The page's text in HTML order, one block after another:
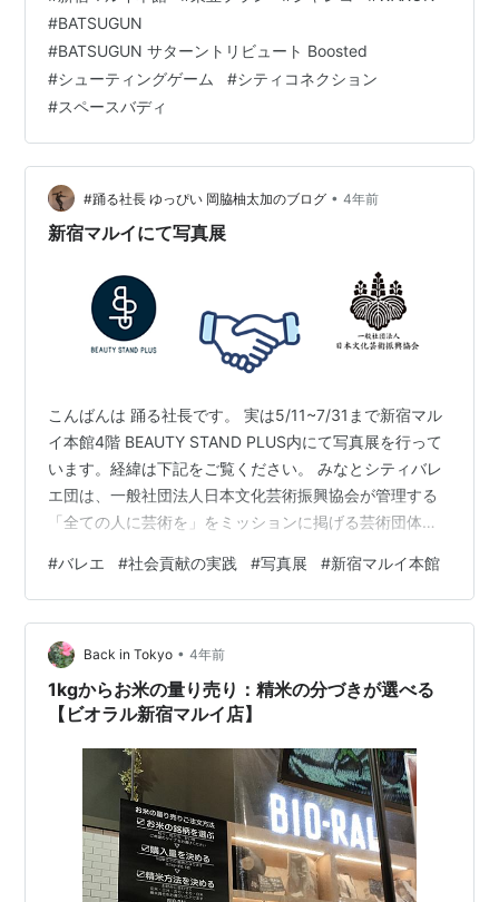
りオールドゲーマー歓喜のポップアップストアです。来
店時にポストカードがもらえます。また『TATSUJIN』
『シティコネクション』から5月25日（木）に『東亜プ
ラン』最後の名作シューティングゲーム『BATSUGUN』
が新要素を追加して『BATSUGUN サターントリビュート
Booste…
#BATSUGUN
#BATSUGUN サターントリビュート Boosted
#シューティングゲーム #シティコネクション
#スペースバディ
#踊る社長 ゆっぴい 岡脇柚太加のブログ • 4年前
新宿マルイにて写真展
こんばんは 踊る社長です。 実は5/11~7/31まで新宿マル
イ本館4階 BEAUTY STAND PLUS内にて写真展を行って
います。経緯は下記をご覧ください。 みなとシティバレ
エ団は、一般社団法人日本文化芸術振興協会が管理する
「全ての人に芸術を」をミッションに掲げる芸術団体で
レエ鑑賞・教育の機会提供を通して、多くの人がバレエ
に気軽に触れることができるようにと「バレエの民主
化」を提案しています。日本は約36万人程のバレエ学習
者（2016年における調査）を擁し、海外のバレエ団で活
躍するダンサーを輩出する「バレエ大国」です。みなと
シティバレエグル…
#バレエ #社会貢献の実践 #写真展 #新宿マルイ本館
Back in Tokyo • 4年前
1kgからお米の量り売り：精米の分づきが選べる
【ビオラル新宿マルイ店】